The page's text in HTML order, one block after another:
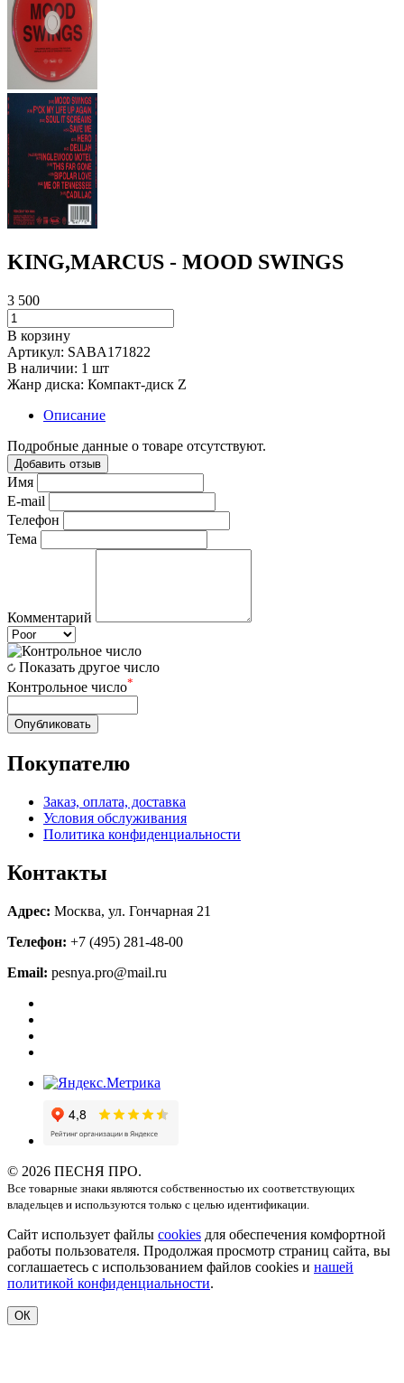
KING,MARCUS - MOOD SWINGS
3 500
В корзину
Артикул: SABA171822
В наличии: 1 шт
Жанр диска: Компакт-диск Z
Описание
Подробные данные о товаре отсутствуют.
Добавить отзыв
Имя
E-mail
Телефон
Тема
Комментарий
Показать другое число
Контрольное число*
Опубликовать
Покупателю
Заказ, оплата, доставка
Условия обслуживания
Политика конфиденциальности
Контакты
Адрес: Москва, ул. Гончарная 21
Телефон: +7 (495) 281-48-00
Email: pesnya.pro@mail.ru
© 2026 ПЕСНЯ ПРО.
Все товарные знаки являются собственностью их соответствующих
владельцев и используются только с целью идентификации.
Сайт использует файлы cookies для обеспечения комфортной
работы пользователя. Продолжая просмотр страниц сайта, вы
соглашаетесь с использованием файлов cookies и нашей
политикой конфиденциальности.
ОК